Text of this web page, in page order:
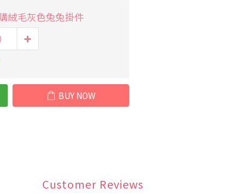
絨毛灰色兔兔掛件
BUY NOW
Customer Reviews